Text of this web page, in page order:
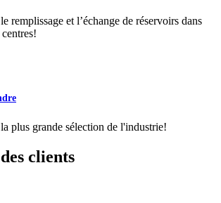
remplissage et l’échange de réservoirs dans
plus grande sélection de l'industrie!
clients